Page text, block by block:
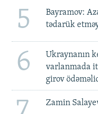
5
Bayramov:
tədarük
6
Ukraynanın
varlanmada
girov
Zamin